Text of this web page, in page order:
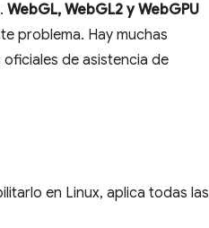
WebGL, WebGL2 y WebGPU
problema. Hay muchas
oficiales de asistencia de
en Linux, aplica todas las